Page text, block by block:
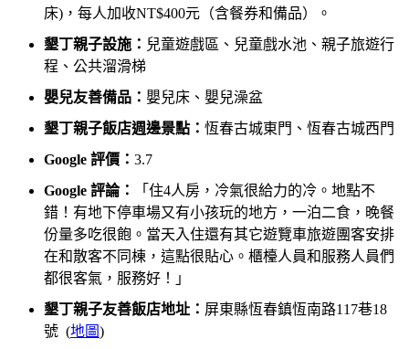
床)，每人加收NT$400元（含餐券和備品）。
墾丁親子設施： 兒童遊戲區、兒童戲水池、親子旅遊行
程、公共溜滑梯
嬰兒友善備品： 嬰兒床、嬰兒澡盆
墾丁親子飯店週邊景點： 恆春古城東門、恆春古城西門
Google 評價： 3.7
Google 評論：
「住4人房，冷氣很給力的冷。地點不
錯！有地下停車場又有小孩玩的地方，一泊二食，晚餐
份量多吃很飽。當天入住還有其它遊覽車旅遊團客安排
在和散客不同棟，這點很貼心。櫃檯人員和服務人員們
都很客氣，服務好！」
墾丁親子友善飯店地址： 屏東縣恆春鎮恆南路117巷18
號 (地圖)